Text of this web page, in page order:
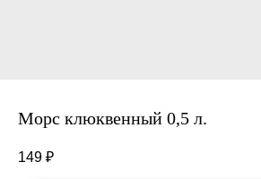
Морс клюквенный 0,5 л.
149 ₽